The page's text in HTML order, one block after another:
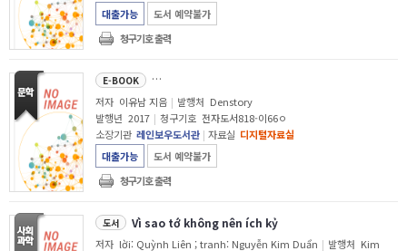
대출가능
도서 예약불가
청구기호 출력
E-BOOK
저자 이유남 지음 | 발행처 Denstory
발행년 2017 | 청구기호 전자도서818-이66ㅇ
소장기관 레인보우도서관 | 자료실 디지털자료실
대출가능
도서 예약불가
청구기호 출력
도서 Vì sao tớ không nên ích kỷ
저자 lời: Quỳnh Liên ; tranh: Nguyễn Kim Duẩn | 발행처 Kim